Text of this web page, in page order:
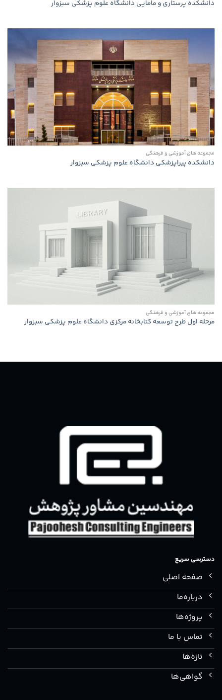
دانشكده پرستاری و مامایی دانشگاه علوم پزشكی سبزوار
مجموعه های آموزشی و فرهنگی
دانشكده پیراپزشكی دانشگاه علوم پزشكی سبزوار
مجموعه های آموزشی و فرهنگی
مرحله اول طرح توسعه كتابخانه مركزی دانشگاه علوم پزشكی سبزوار
دسترسی سریع
صفحه اصلی
درباره‌ما
پروژه‌ها
تماس با ما
تازه‌ها
گواهی‌ها